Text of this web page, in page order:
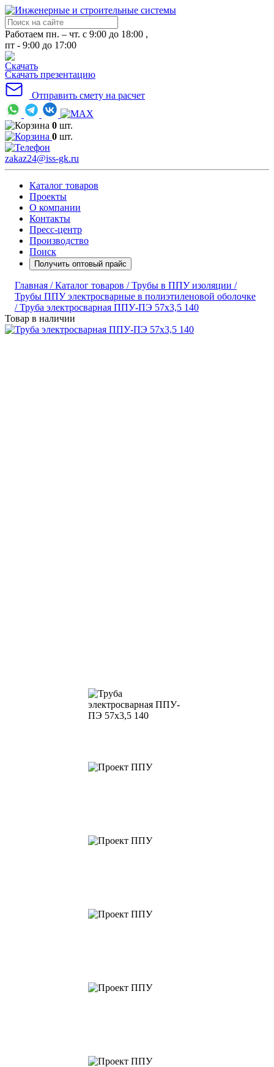
Работаем пн. – чт. с 9:00 до 18:00 ,
пт - 9:00 до 17:00
Скачать презентацию
Отправить смету на расчет
0 шт.
0 шт.
zakaz24@iss-gk.ru
Каталог товаров
Проекты
О компании
Контакты
Пресс-центр
Производство
Поиск
Получить оптовый прайс
Главная /Каталог товаров /Трубы в ППУ изоляции /
Трубы ППУ электросварные в полиэтиленовой оболочке
/Труба электросварная ППУ-ПЭ 57x3,5 140
Товар в наличии